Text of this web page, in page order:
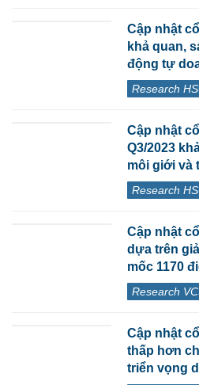
Cập nhật
khả quan,
động tự
Research
Cập nhật
Q3/2023
môi giới và
Research
Cập nhật
dựa trên
mốc 1170
Research
Cập nhật
thấp hơn
triển vọng